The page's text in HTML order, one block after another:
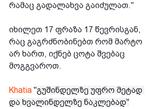
რამაც გადალახვა გაიძულათ."
იხილეთ 17 ფრაზა 17 წევრისგან,
რაც გაგრძნობინებთ რომ მარტო
არ ხართ, იქნებ ცოტა შვებაც
მოგგვაროთ.
Khatia "გუშინდელზე უფრო მეტად
და ხვალინდელზე ნაკლებად''